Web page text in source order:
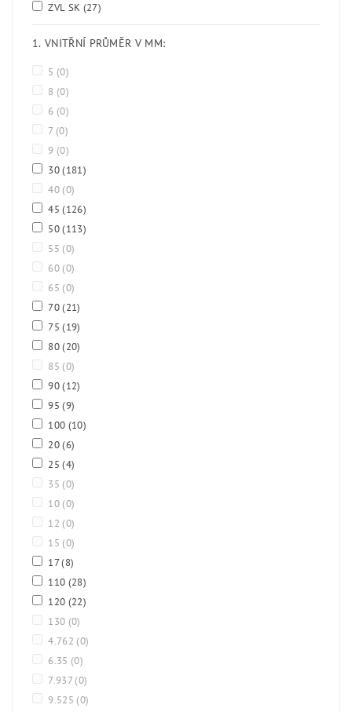
ZVL SK (27)
1. VNITŘNÍ PRŮMĚR V MM:
5 (0)
8 (0)
6 (0)
7 (0)
9 (0)
30(181)
40 (0)
45(126)
50(113)
55 (0)
60 (0)
65 (0)
70(21)
75(19)
80(20)
85 (0)
90(12)
95(9)
100 (10)
20(6)
25(4)
35 (0)
10 (0)
12 (0)
15 (0)
17(8)
110 (28)
120 (22)
130 (0)
4.762 (0)
6.35 (0)
7.937 (0)
9.525 (0)